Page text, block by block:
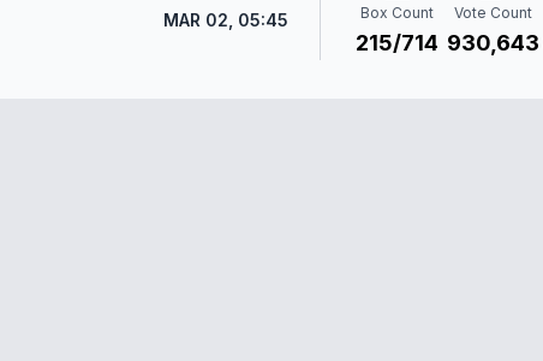
Box Count
215/714
Vote Count
930,643
MAR 02, 05:45